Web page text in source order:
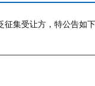
征集受让方，特公告如